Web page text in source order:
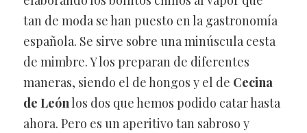
tan de moda se han puesto en la gastronomía
española. Se sirve sobre una minúscula cesta
de mimbre. Y los preparan de diferentes
maneras, siendo el de hongos y el de Cecina
de Leónlos dos que hemos podido catar hasta
ahora. Pero es un aperitivo tan sabroso y